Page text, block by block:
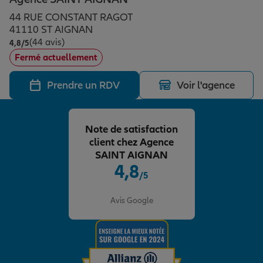
Assurance emprunteur
Prévoyance et dépendance
Assurance animal de compagnie
Protection de la famille
Protection juridique
Épargne & retraite
Plan épargne retraite
Assurance vie
Placements financiers
Investissements immobiliers
Transmission
Vos projets
Partir en vacances
Départ à la retraite
Préparer l’avenir
Conseil assurance
Assurance habitation
Le Pack Famille
Allianz en France
44 RUE CONSTANT RAGOT
41110 ST AIGNAN
4,8/5Note de 4.8 sur 5
(44 avis)
Fermé actuellement
Prendre un RDV Voir l'agence
4,8/5
Avis Google
Note de satisfaction
client chez Agence
SAINT AIGNAN